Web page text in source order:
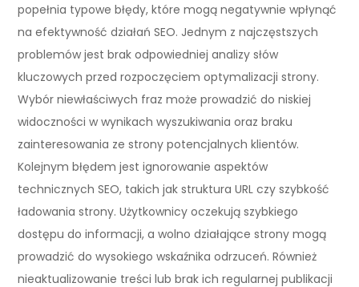
popełnia typowe błędy, które mogą negatywnie wpłynąć
na efektywność działań SEO. Jednym z najczęstszych
problemów jest brak odpowiedniej analizy słów
kluczowych przed rozpoczęciem optymalizacji strony.
Wybór niewłaściwych fraz może prowadzić do niskiej
widoczności w wynikach wyszukiwania oraz braku
zainteresowania ze strony potencjalnych klientów.
Kolejnym błędem jest ignorowanie aspektów
technicznych SEO, takich jak struktura URL czy szybkość
ładowania strony. Użytkownicy oczekują szybkiego
dostępu do informacji, a wolno działające strony mogą
prowadzić do wysokiego wskaźnika odrzuceń. Również
nieaktualizowanie treści lub brak ich regularnej publikacji